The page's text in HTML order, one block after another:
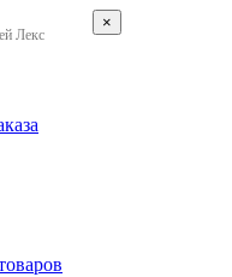
Лекс
×